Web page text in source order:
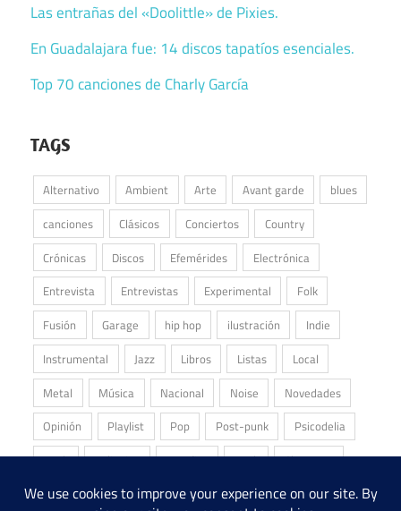
Las entrañas del «Doolittle» de Pixies.
En Guadalajara fue: 14 discos tapatíos esenciales.
Top 70 canciones de Charly García
TAGS
Alternativo Ambient Arte Avant garde
blues
canciones
Clásicos Conciertos
Country
Crónicas
Discos Efemérides
Electrónica
Entrevista
Entrevistas Experimental
Folk
Fusión
Garage hip hop ilustración
Indie
Instrumental
Jazz Libros Listas
Local
Metal
Música Nacional Noise
Novedades
Opinión
Playlist Pop Post-punk
Psicodelia
Punk
Reliquias Reseñas Rock
Shoegaze
Stoner
Underground Álbum